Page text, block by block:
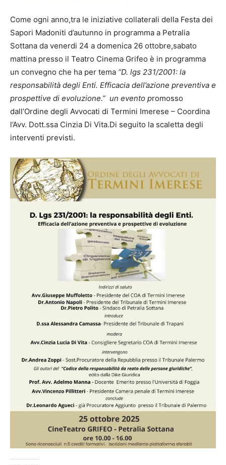
Come ogni anno,tra le iniziative collaterali della Festa dei
Sapori Madoniti d’autunno in programma a Petralia
Sottana da venerdi 24 a domenica 26 ottobre,sabato
mattina presso il Teatro Cinema Grifeo è in programma
un convegno che ha per tema “D. lgs 231/2001: la
responsabilità degli Enti. Efficacia dell’azione preventiva e
prospettive di evoluzione.” un evento promosso
dall’Ordine degli Avvocati di Termini Imerese – Coordina
l’Avv. Dott.ssa Cinzia Di Vita.Di seguito la scaletta degli
interventi previsti.